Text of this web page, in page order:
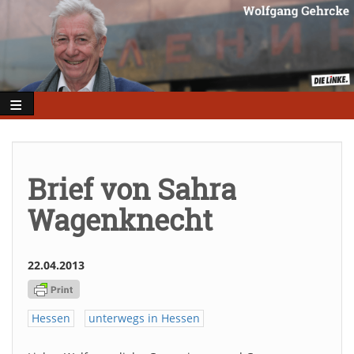
Inhalt
Brief von Sahra
Wagenknecht
22.04.2013
Hessen unterwegs in Hessen